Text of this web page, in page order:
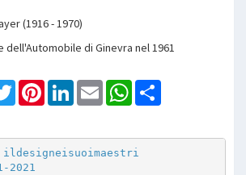
(1916 - 1970)
dell'Automobile di Ginevra nel 1961
TwitterPinterestLinkedInEmail WhatsApp
ildesigneisuoimaestri
2021